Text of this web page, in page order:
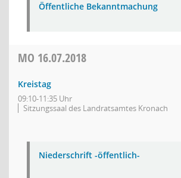
Öffentliche Bekanntmachung
MO 16.07.2018
Kreistag
09:10-11:35 Uhr
Sitzungssaal des Landratsamtes Kronach
Niederschrift -öffentlich-